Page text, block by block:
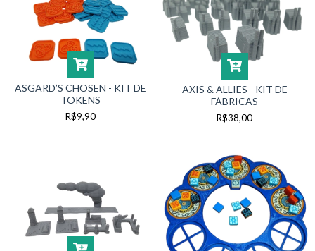
ASGARD’S CHOSEN - KIT DE
TOKENS
R$9,90
AXIS & ALLIES - KIT DE
FÁBRICAS
R$38,00